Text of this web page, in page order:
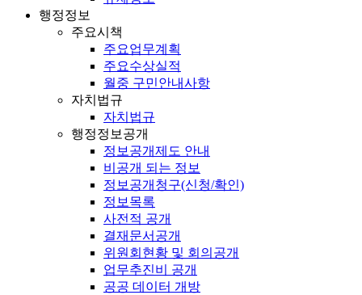
행정정보
주요시책
주요업무계획
주요수상실적
월중 구민안내사항
자치법규
자치법규
행정정보공개
정보공개제도 안내
비공개 되는 정보
정보공개청구(신청/확인)
정보목록
사전적 공개
결재문서공개
위원회현황 및 회의공개
업무추진비 공개
공공 데이터 개방